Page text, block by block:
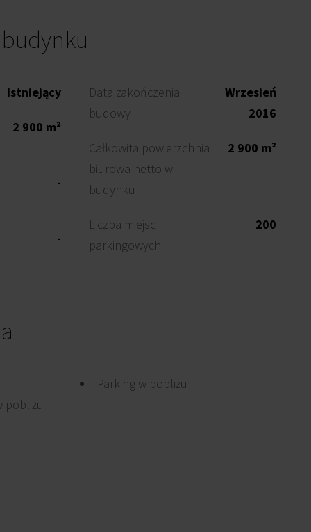
Istniejący
2 900 m²
-
-
Data zakończenia
budowy
Wrzesień
2016
Całkowita powierzchnia
biurowa netto w
budynku
2 900 m²
Liczba miejsc
parkingowych
200
pobliżu
Parking w pobliżu